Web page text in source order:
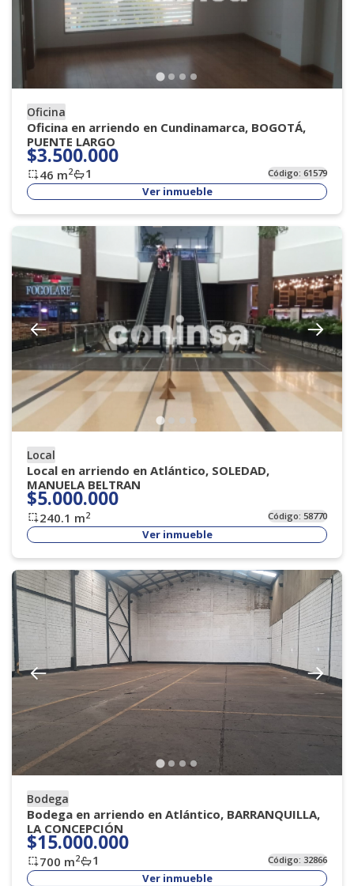
Oficina
Oficina en arriendo en Cundinamarca, BOGOTÁ,
PUENTE LARGO
$3.500.000
46 m2 1 Código:61579
Ver inmueble
Local
Local en arriendo en Atlántico, SOLEDAD,
MANUELA BELTRAN
$5.000.000
240.1 m2 Código:58770
Ver inmueble
Bodega
Bodega en arriendo en Atlántico, BARRANQUILLA,
LA CONCEPCIÓN
$15.000.000
700 m2 1 Código: 32866
Ver inmueble